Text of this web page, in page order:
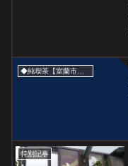
◆純喫茶【室蘭市・伊達登別方面】
特別記事